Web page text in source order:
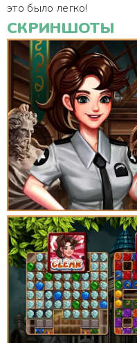
это было легко!
СКРИНШОТЫ